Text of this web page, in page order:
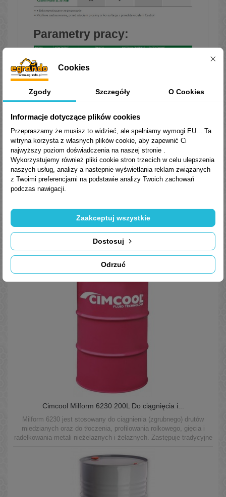
Parametry pracy:
Trusted Shops Reviews
Podobne Produkty
Cimcool Milform 6230 200L Do ciągnięcia i...
Milform 6230 jest stosowany do ciągnienia (zgrubnego) drutów
miedzianych oraz do tłoczenia, profilowania rolkowego, gięcia i
radełkowania metali nieżelaznych i żelaznych. Zastępuje tradycyjne
Cookies
Zgody Szczegóły O Cookies
Informacje dotyczące plików cookies
Przepraszamy że musisz to widzieć, ale spełniamy wymogi EU... Ta
witryna korzysta z własnych plików cookie, aby zapewnić Ci
najwyższy poziom doświadczenia na naszej stronie .
Wykorzystujemy również pliki cookie stron trzecich w celu ulepszenia
naszych usług, analizy a nastepnie wyświetlania reklam związanych
z Twoimi preferencjami na podstawie analizy Twoich zachowań
podczas nawigacji.
Odrzuć
Dostosuj
Zaakceptuj wszystkie